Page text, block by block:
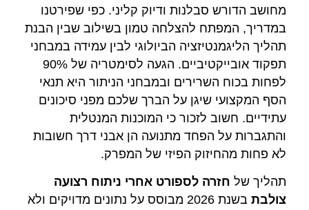
מחושב הדורש סבלנות ודיוק קליני. כפי שפירטנו
במדריך, המפתח להצלחה טמון בשילוב שבין הבנת
תהליך הליגמנטיזציה הביולוגי לבין עמידה במבחני
תפקוד אובייקטיביים. הגעה לסימטריה של 90%
לפחות בכוח השרירים ובמבחני הניתור היא תנאי
הסף המקצועי שיגן על הברך שלכם מפני סיכונים
עתידיים. חשוב לזכור כי המוכנות המנטלית
והתגברות על הפחד מתנועה הן אבני דרך חשובות
לא פחות מהחיזוק הפיזי של המפרק.
תהליך של חזרה לספורט אחרי ניתוח רצועה
צולבת
בשנת 2026 מבוסס על נתונים מדויקים ולא